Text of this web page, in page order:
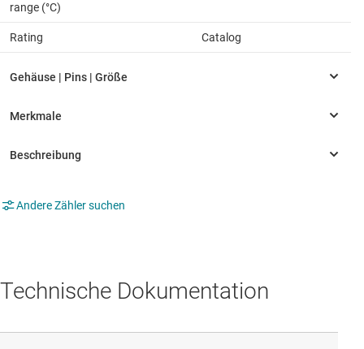
range (°C)
Rating Catalog
Andere Zähler suchen
Technische Dokumentation